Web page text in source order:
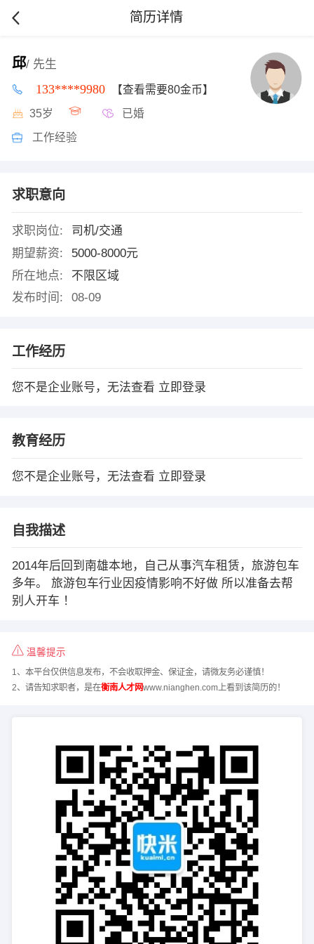
简历详情
邱/ 先生
133****9980 【查看需要80金币】
35岁 已婚
工作经验
求职意向
求职岗位:
司机/交通
期望薪资:
5000-8000元
所在地点:
不限区域
发布时间:
08-09
工作经历
您不是企业账号，无法查看 立即登录
教育经历
您不是企业账号，无法查看 立即登录
自我描述
2014年后回到南雄本地，自己从事汽车租赁，旅游包车
多年。 旅游包车行业因疫情影响不好做 所以准备去帮
别人开车 ！
温馨提示
1、本平台仅供信息发布，不会收取押金、保证金，请微友务必谨慎！
2、请告知求职者，是在衡南人才网www.nianghen.com上看到该简历的！